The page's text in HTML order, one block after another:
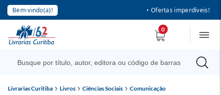
Bem-vindo(a)! • Ofertas imperdíveis!
0
Livrarias Curitiba Livros Ciências Sociais Comunicação